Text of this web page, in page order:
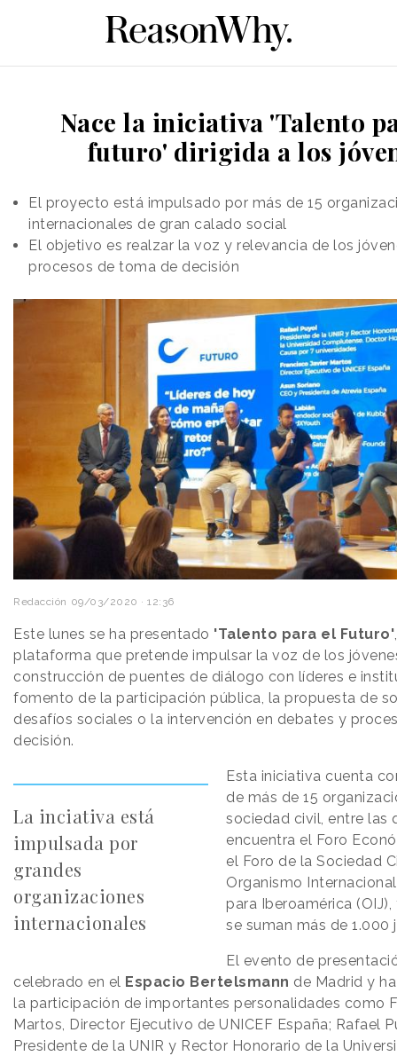
Nace la iniciativa 'Talento
futuro' dirigida a los
El proyecto está impulsado por más de 15
internacionales de gran calado social
El objetivo es realzar la voz y relevancia de los
procesos de toma de decisión
Redacción 09/03/2020 · 12:36
Este lunes se ha presentado 'Talento para el Futuro'
plataforma que pretende impulsar la voz de los
construcción de puentes de diálogo con líderes e
fomento de la participación pública, la propuesta de
desafíos sociales o la intervención en debates y
decisión.
La inciativa está
impulsada por
grandes
organizaciones
internacionales
Esta iniciativa cuenta
de más de 15
sociedad civil, entre las
encuentra el Foro
el Foro de la Sociedad
Organismo
para Iberoamérica
se suman más de 1.000
El evento de
celebrado en el Espacio Bertelsmann de Madrid y
la participación de importantes personalidades como
Martos, Director Ejecutivo de UNICEF España; Rafael
Presidente de la UNIR y Rector Honorario de la